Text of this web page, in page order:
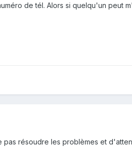
de tél. Alors si quelqu'un peut
résoudre les problèmes et